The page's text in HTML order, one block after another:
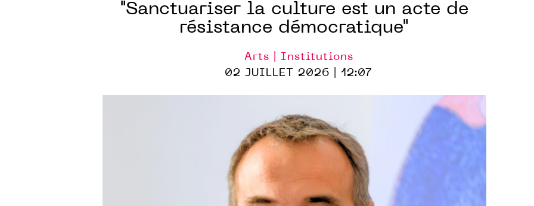
"Sanctuariser la culture est un acte de
résistance démocratique"
Arts | Institutions
02 JUILLET 2026 | 12:07